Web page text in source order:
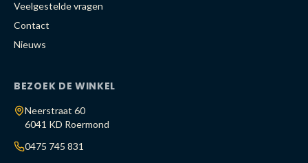
Veelgestelde vragen
Contact
Nieuws
BEZOEK DE WINKEL
Neerstraat 60
6041 KD Roermond
0475 745 831